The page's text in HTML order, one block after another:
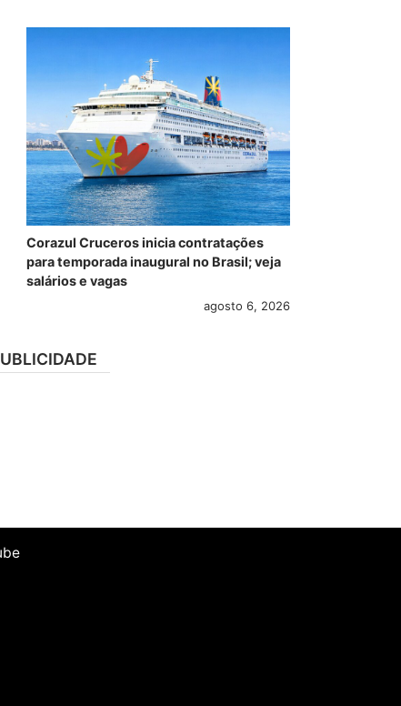
Corazul Cruceros inicia contratações
para temporada inaugural no Brasil; veja
salários e vagas
agosto 6, 2026